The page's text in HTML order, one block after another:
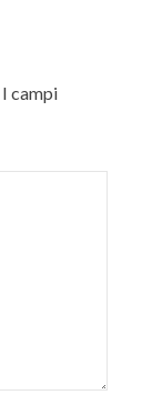
I campi